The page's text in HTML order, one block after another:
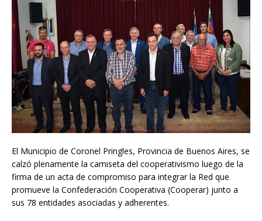
El Municipio de Coronel Pringles, Provincia de Buenos Aires, se
calzó plenamente la camiseta del cooperativismo luego de la
firma de un acta de compromiso para integrar la Red que
promueve la Confederación Cooperativa (Cooperar) junto a
sus 78 entidades asociadas y adherentes.